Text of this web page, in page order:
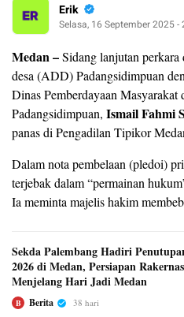
Erik
Selasa, 16 September 2025 -
Medan –Sidang lanjutan
desa (ADD) Padangsidimpuan
Dinas Pemberdayaan
Padangsidimpuan, Ismail Fahmi
panas di Pengadilan Tipikor
Dalam nota pembelaan (pledoi)
terjebak dalam “permainan
Ia meminta majelis hakim
Sekda Palembang Hadiri
2026 di Medan, Persiapan
Menjelang Hari Jadi Medan
B Berita 38 hari